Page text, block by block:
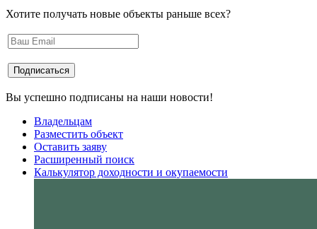
Хотите получать новые объекты раньше всех?
Вы успешно подписаны на наши новости!
Владельцам
Разместить объект
Оставить заяву
Расширенный поиск
Калькулятор доходности и окупаемости